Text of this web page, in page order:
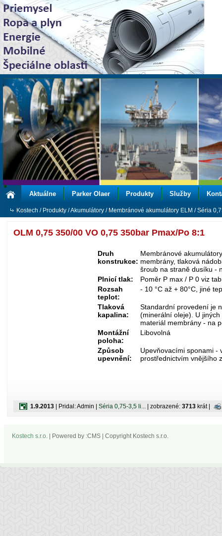
Aktuálne Parker Olaer Produkty Služby
Kostech / Produkty /Akumulátory / Membránové akumulátory ELM /Séria
OLM 0,75 350/00 VO 0,75 350bar Pmax/Po 8:1
Druh
konstrukce:
Membránové
membrány, tlaková
šroub na straně dusíku -
Plnicí tlak:
Poměr P max / P 0 viz
Rozsah
teplot:
- 10 °C až + 80°C, jiné
Tlaková
kapalina:
Standardní provedení je
(minerální oleje). U
materiál membrány - na
Montážní
poloha:
Libovolná
Způsob
upevnění:
Upevňovacími sponami -
prostřednictvím vnějšího
1.9.2013 | Pridal: Admin | Séria 0,75-3,5 li... | zobrazené: 3713 krát |
Kostech s.r.o. | Powered by :CMS | Copyright Kostech s.r.o.